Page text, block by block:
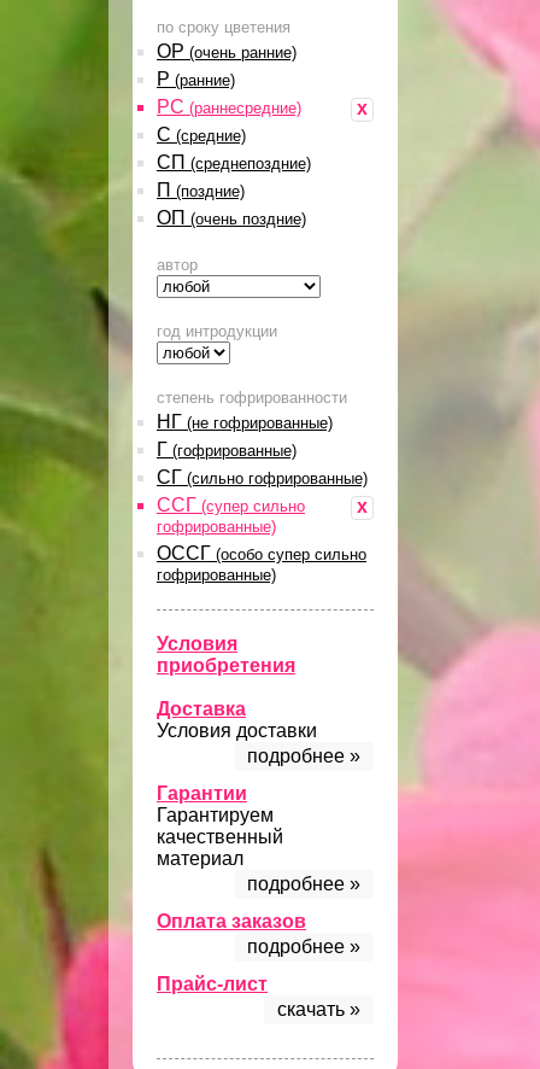
по сроку цветения
ОР (очень ранние)
Р (ранние)
x
РС (раннесредние)
С (средние)
СП (среднепоздние)
П (поздние)
ОП (очень поздние)
автор
год интродукции
степень гофрированности
НГ (не гофрированные)
Г (гофрированные)
СГ (сильно гофрированные)
x
ССГ (супер сильно
гофрированные)
ОССГ (особо супер сильно
гофрированные)
Условия
приобретения
Доставка
Условия доставки
подробнее »
Гарантии
Гарантируем
качественный
материал
подробнее »
Оплата заказов
подробнее »
Прайс-лист
скачать »